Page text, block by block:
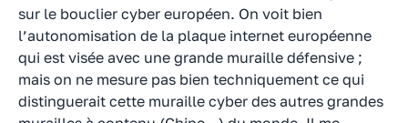
sur le bouclier cyber européen. On voit bien
l’autonomisation de la plaque internet européenne
qui est visée avec une grande muraille défensive ;
mais on ne mesure pas bien techniquement ce qui
distinguerait cette muraille cyber des autres grandes